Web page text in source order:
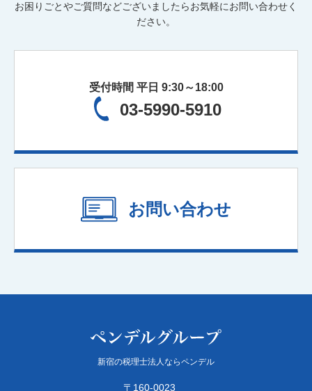
お困りごとやご質問などございましたらお気軽にお問い合わせく
ださい。
受付時間 平日 9:30～18:00
03-5990-5910
お問い合わせ
新宿の税理士法人ならペンデル
〒160-0023